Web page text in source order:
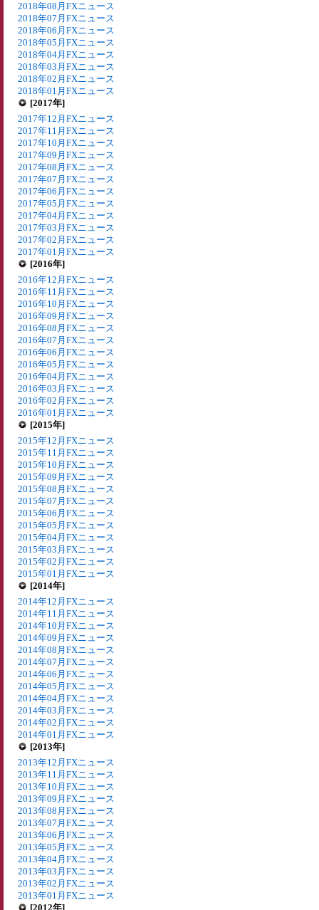
2018年08月FXニュース
2018年07月FXニュース
2018年06月FXニュース
2018年05月FXニュース
2018年04月FXニュース
2018年03月FXニュース
2018年02月FXニュース
2018年01月FXニュース
[2017年]
2017年12月FXニュース
2017年11月FXニュース
2017年10月FXニュース
2017年09月FXニュース
2017年08月FXニュース
2017年07月FXニュース
2017年06月FXニュース
2017年05月FXニュース
2017年04月FXニュース
2017年03月FXニュース
2017年02月FXニュース
2017年01月FXニュース
[2016年]
2016年12月FXニュース
2016年11月FXニュース
2016年10月FXニュース
2016年09月FXニュース
2016年08月FXニュース
2016年07月FXニュース
2016年06月FXニュース
2016年05月FXニュース
2016年04月FXニュース
2016年03月FXニュース
2016年02月FXニュース
2016年01月FXニュース
[2015年]
2015年12月FXニュース
2015年11月FXニュース
2015年10月FXニュース
2015年09月FXニュース
2015年08月FXニュース
2015年07月FXニュース
2015年06月FXニュース
2015年05月FXニュース
2015年04月FXニュース
2015年03月FXニュース
2015年02月FXニュース
2015年01月FXニュース
[2014年]
2014年12月FXニュース
2014年11月FXニュース
2014年10月FXニュース
2014年09月FXニュース
2014年08月FXニュース
2014年07月FXニュース
2014年06月FXニュース
2014年05月FXニュース
2014年04月FXニュース
2014年03月FXニュース
2014年02月FXニュース
2014年01月FXニュース
[2013年]
2013年12月FXニュース
2013年11月FXニュース
2013年10月FXニュース
2013年09月FXニュース
2013年08月FXニュース
2013年07月FXニュース
2013年06月FXニュース
2013年05月FXニュース
2013年04月FXニュース
2013年03月FXニュース
2013年02月FXニュース
2013年01月FXニュース
[2012年]